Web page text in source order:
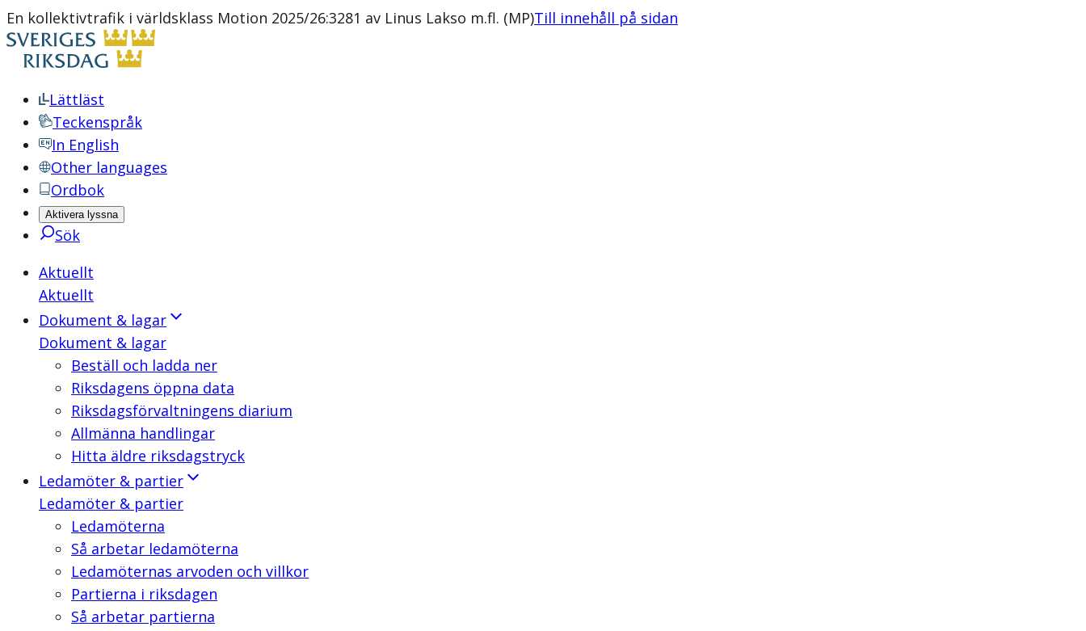
En kollektivtrafik i världsklass Motion 2025/26:3281 av Linus Lakso m.fl. (MP)Till innehåll på sidan
Lättläst
Teckenspråk
In English
Other languages
Ordbok
Aktivera lyssna
Sök
Aktuellt
Aktuellt
Dokument & lagar
Dokument & lagar
Beställ och ladda ner
Riksdagens öppna data
Riksdagsförvaltningens diarium
Allmänna handlingar
Hitta äldre riksdagstryck
Ledamöter & partier
Ledamöter & partier
Ledamöterna
Så arbetar ledamöterna
Ledamöternas arvoden och villkor
Partierna i riksdagen
Så arbetar partierna